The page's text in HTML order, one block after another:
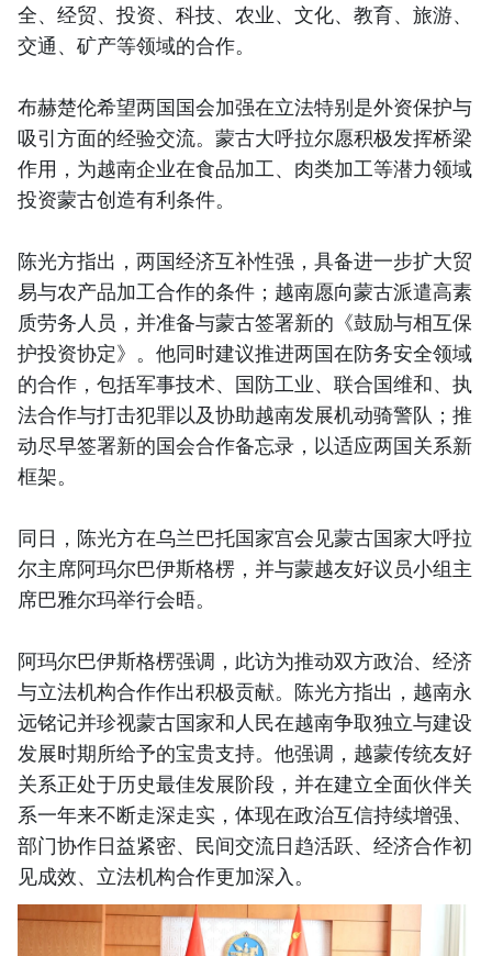
全、经贸、投资、科技、农业、文化、教育、旅游、
交通、矿产等领域的合作。
布赫楚伦希望两国国会加强在立法特别是外资保护与
吸引方面的经验交流。蒙古大呼拉尔愿积极发挥桥梁
作用，为越南企业在食品加工、肉类加工等潜力领域
投资蒙古创造有利条件。
陈光方指出，两国经济互补性强，具备进一步扩大贸
易与农产品加工合作的条件；越南愿向蒙古派遣高素
质劳务人员，并准备与蒙古签署新的《鼓励与相互保
护投资协定》。他同时建议推进两国在防务安全领域
的合作，包括军事技术、国防工业、联合国维和、执
法合作与打击犯罪以及协助越南发展机动骑警队；推
动尽早签署新的国会合作备忘录，以适应两国关系新
框架。
同日，陈光方在乌兰巴托国家宫会见蒙古国家大呼拉
尔主席阿玛尔巴伊斯格楞，并与蒙越友好议员小组主
席巴雅尔玛举行会晤。
阿玛尔巴伊斯格楞强调，此访为推动双方政治、经济
与立法机构合作作出积极贡献。陈光方指出，越南永
远铭记并珍视蒙古国家和人民在越南争取独立与建设
发展时期所给予的宝贵支持。他强调，越蒙传统友好
关系正处于历史最佳发展阶段，并在建立全面伙伴关
系一年来不断走深走实，体现在政治互信持续增强、
部门协作日益紧密、民间交流日趋活跃、经济合作初
见成效、立法机构合作更加深入。